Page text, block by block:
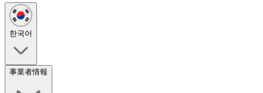
한국어
事業者情報